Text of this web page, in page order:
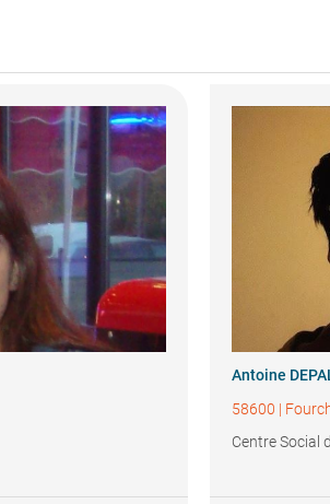
Antoine
58600 |
Centre Social